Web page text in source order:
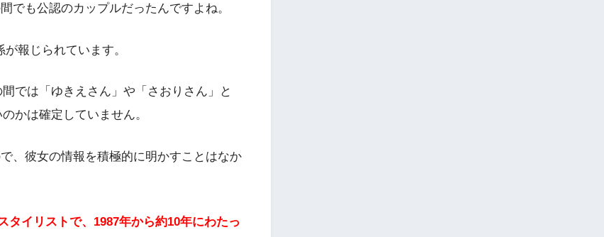
でも公認のカップルだったんですよね。
報じられています。
間では「ゆきえさん」や「さおりさん」と
かは確定していません。
、彼女の情報を積極的に明かすことはなか
イリストで、1987年から約10年にわたっ